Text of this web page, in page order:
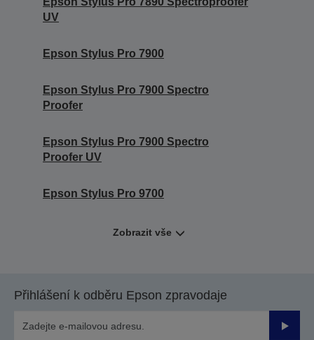
UV
Epson Stylus Pro 7900
Epson Stylus Pro 7900 Spectro
Proofer
Epson Stylus Pro 7900 Spectro
Proofer UV
Epson Stylus Pro 9700
Zobrazit vše
Přihlášení k odběru Epson zpravodaje